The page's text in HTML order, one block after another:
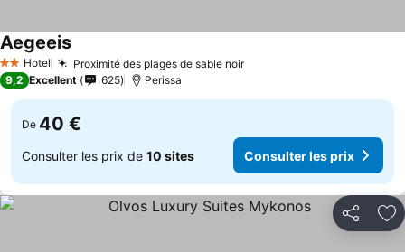
2 Étoiles
Hotel Proximité des plages de sable noir
Aegeeis
9,2 Excellent 625 Perissa
De 40 €
Consulter les prix de 10 sites Consulter les prix
Partager